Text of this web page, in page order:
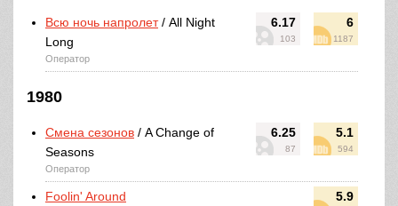
6.17
103
6
1187
Всю ночь напролет/ All Night
Long
Оператор
1980
6.25
87
5.1
594
Смена сезонов / A Change of
Seasons
Оператор
5.9
Foolin' Around